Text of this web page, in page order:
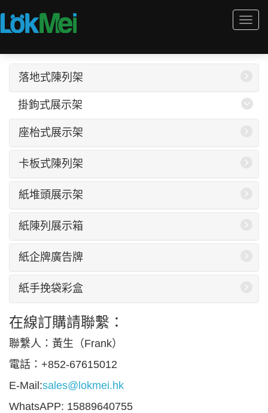
落地式陳列架
掛鉤式展示架
座枱式展示架
卡板式陳列架
紙堆頭展示架
紙陳列展示箱
紙企牌廣告牌
紙手挽袋彩盒
在線訂購請聯繫：
聯繫人：黃生（Frank）
電話：+852-67615012
E-Mail:sales@lokmei.hk
WhatsAPP: 15889640755